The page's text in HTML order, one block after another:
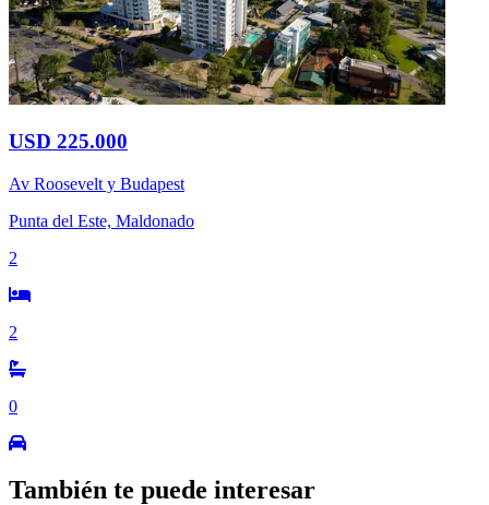
USD 225.000
Av Roosevelt y Budapest
Punta del Este, Maldonado
2
2
0
También te puede interesar